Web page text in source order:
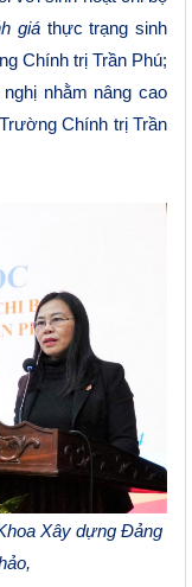
giá thực trạng sinh
Chính trị Trần Phú;
nghị nhằm nâng cao
Chính trị Trần
Xây dựng Đảng